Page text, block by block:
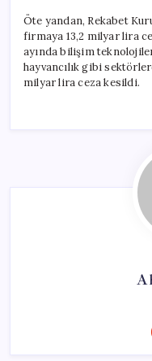
Öte yandan, Rekabet
firmaya 13,2 milyar lira
ayında bilişim
hayvancılık gibi
milyar lira ceza kesildi.